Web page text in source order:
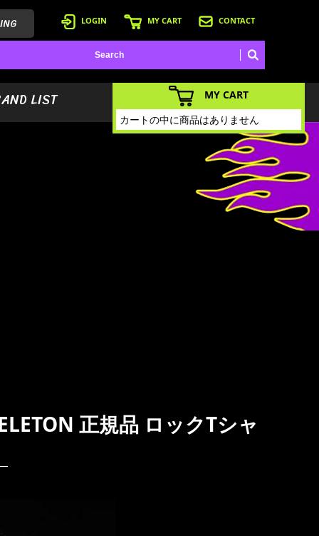
LOGIN MY CART CONTACT
LIST
MY CART
カートの中に商品はありません
正規品 ロックTシャ